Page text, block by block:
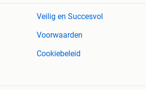
Veilig en Succesvol
Voorwaarden
Cookiebeleid